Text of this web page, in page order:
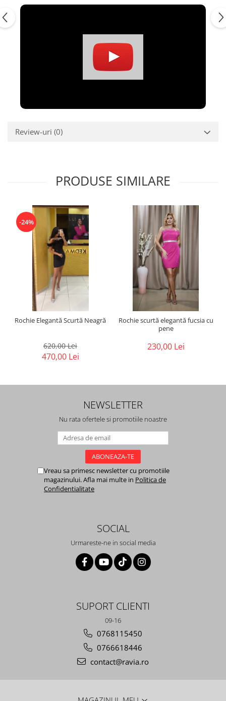
Review-uri (0)
PRODUSE SIMILARE
-24%
Rochie Elegantă Scurtă Neagră
620,00 Lei
470,00 Lei
Rochie scurtă elegantă fucsia cu
pene
230,00 Lei
NEWSLETTER
Nu rata ofertele si promotiile noastre
Vreau sa primesc newsletter cu promotiile
magazinului. Afla mai multe in Politica de
Confidentialitate
SOCIAL
Urmareste-ne in social media
SUPORT CLIENTI
09-16
0768115450
0766618446
contact@ravia.ro